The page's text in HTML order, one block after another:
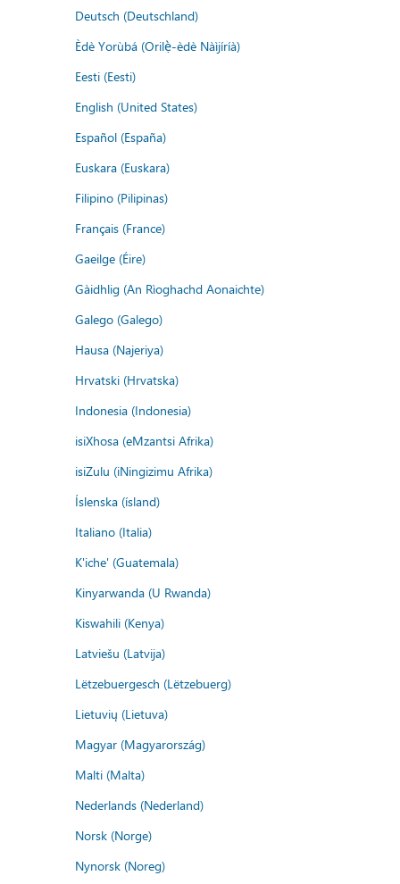
Deutsch (Deutschland)
Èdè Yorùbá (Orilẹ̀-èdè Nàìjíríà)
Eesti (Eesti)
English (United States)
Español (España)
Euskara (Euskara)
Filipino (Pilipinas)
Français (France)
Gaeilge (Éire)
Gàidhlig (An Rìoghachd Aonaichte)
Galego (Galego)
Hausa (Najeriya)
Hrvatski (Hrvatska)
Indonesia (Indonesia)
isiXhosa (eMzantsi Afrika)
isiZulu (iNingizimu Afrika)
Íslenska (ísland)
Italiano (Italia)
K'iche' (Guatemala)
Kinyarwanda (U Rwanda)
Kiswahili (Kenya)
Latviešu (Latvija)
Lëtzebuergesch (Lëtzebuerg)
Lietuvių (Lietuva)
Magyar (Magyarország)
Malti (Malta)
Nederlands (Nederland)
Norsk (Norge)
Nynorsk (Noreg)